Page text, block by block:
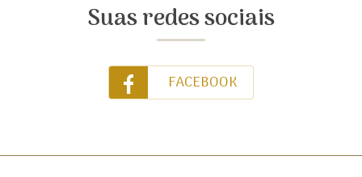
Suas redes sociais
FACEBOOK